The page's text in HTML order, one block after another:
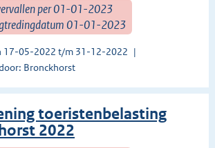
per 01-01-2023
01-01-2023
17-05-2022 t/m 31-12-2022
Bronckhorst
toeristenbelasting
2022